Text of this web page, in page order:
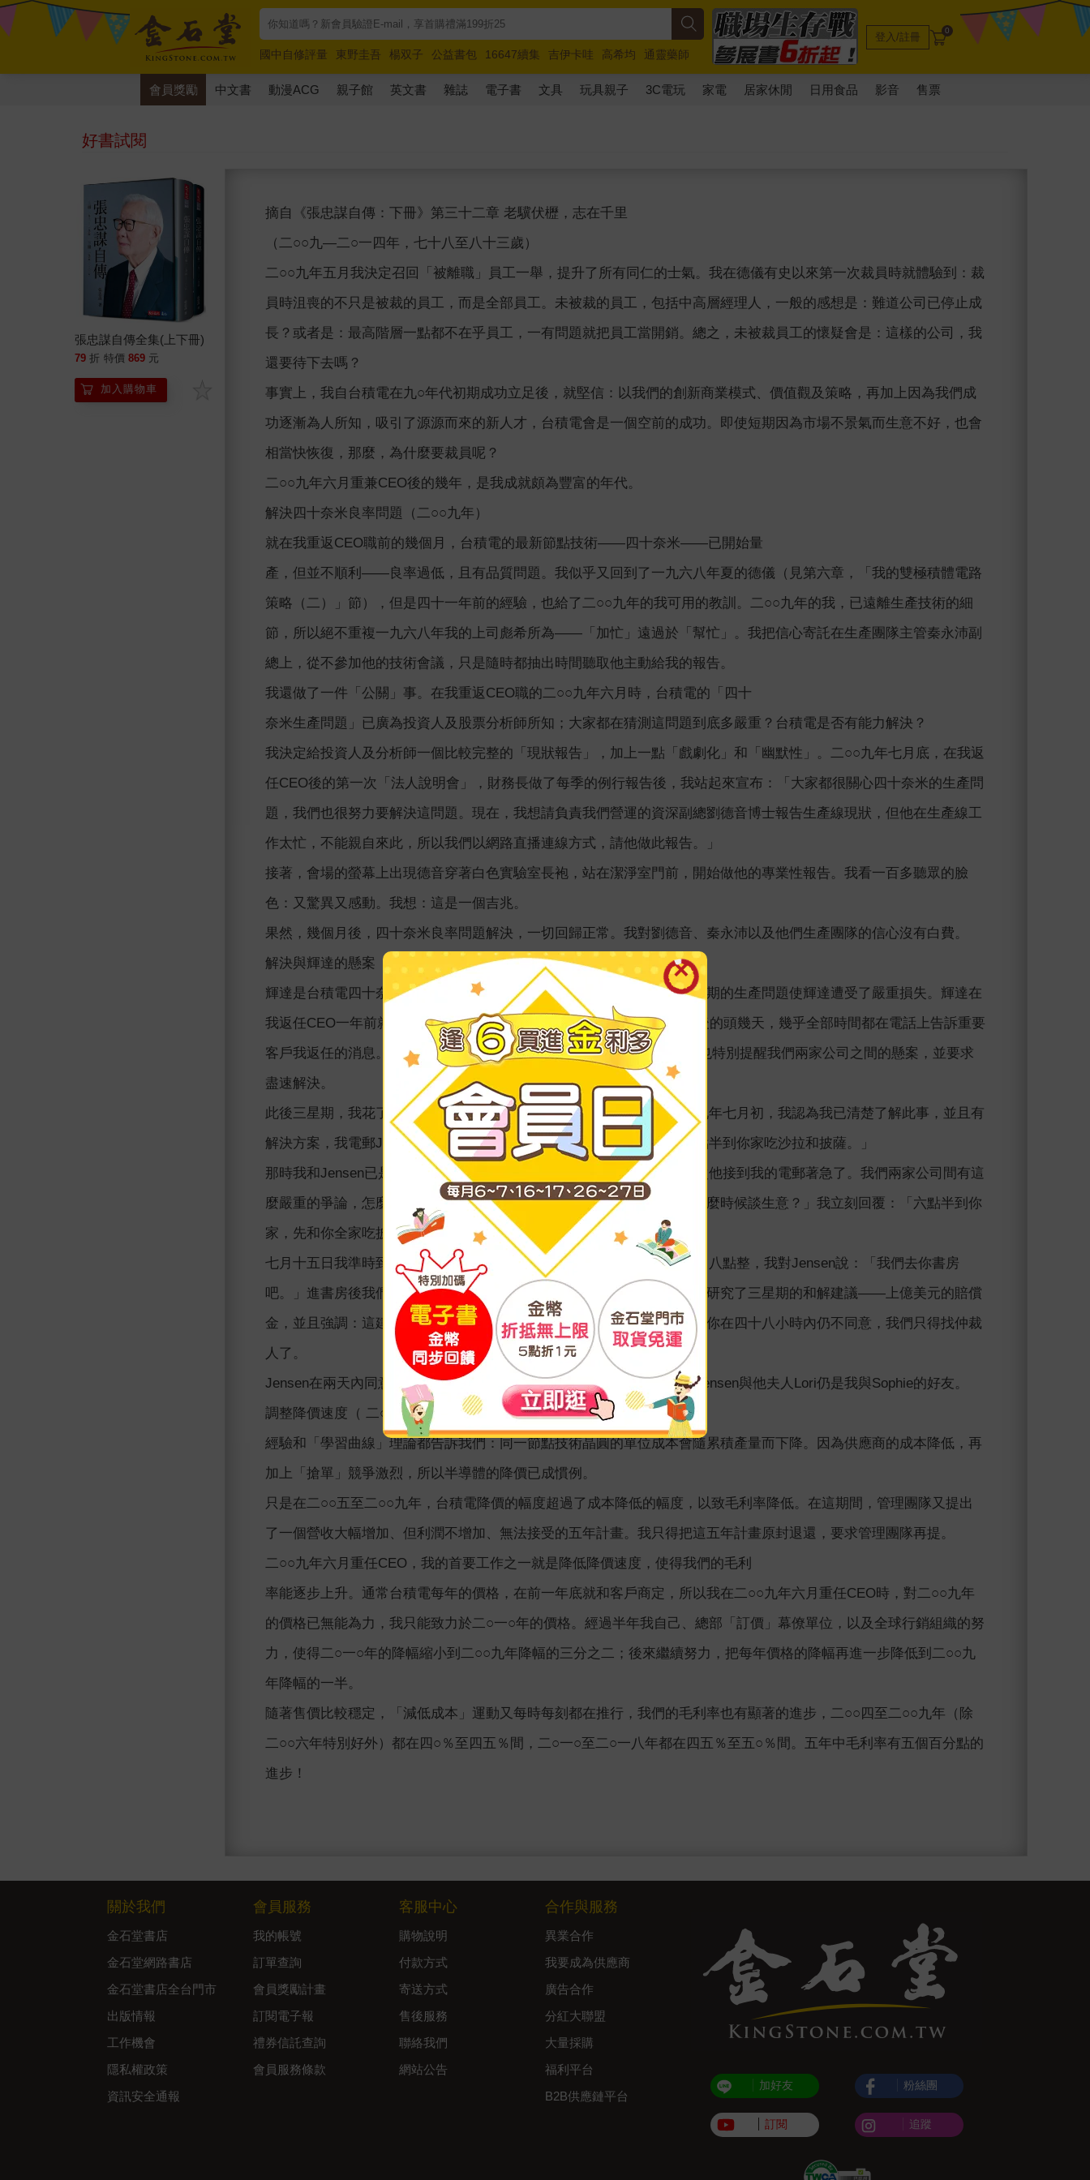
國中自修評量 東野圭吾 楊双子 公益書包 16647續集 吉伊卡哇 高希均
通靈藥師
唯紅花綻放
奧德賽 路邊攤新作 馬斯克 玩具總動員5 超慢跑
登入/註冊 0
會員獎勵 中文書 動漫ACG 親子館 英文書 雜誌 電子書 文具 玩具親子 3C電玩 家電 居家休閒 日用食品 影音 售票
好書試閱
張忠謀自傳全集(上下冊)
79 折 特價 869 元
加入購物車
摘自《張忠謀自傳：下冊》第三十二章 老驥伏櫪，志在千里
（二○○九—二○一四年，七十八至八十三歲）
二○○九年五月我決定召回「被離職」員工一舉，提升了所有同仁的士氣。我在德儀有史以來第一次裁員時就體驗到：裁
員時沮喪的不只是被裁的員工，而是全部員工。未被裁的員工，包括中高層經理人，一般的感想是：難道公司已停止成
長？或者是：最高階層一點都不在乎員工，一有問題就把員工當開銷。總之，未被裁員工的懷疑會是：這樣的公司，我
還要待下去嗎？
事實上，我自台積電在九○年代初期成功立足後，就堅信：以我們的創新商業模式、價值觀及策略，再加上因為我們成
功逐漸為人所知，吸引了源源而來的新人才，台積電會是一個空前的成功。即使短期因為市場不景氣而生意不好，也會
相當快恢復，那麼，為什麼要裁員呢？
二○○九年六月重兼CEO後的幾年，是我成就頗為豐富的年代。
解決四十奈米良率問題（二○○九年）
就在我重返CEO職前的幾個月，台積電的最新節點技術——四十奈米——已開始量
產，但並不順利——良率過低，且有品質問題。我似乎又回到了一九六八年夏的德儀（見第六章，「我的雙極積體電路
策略（二）」節），但是四十一年前的經驗，也給了二○○九年的我可用的教訓。二○○九年的我，已遠離生產技術的細
節，所以絕不重複一九六八年我的上司彪希所為——「加忙」遠過於「幫忙」。我把信心寄託在生產團隊主管秦永沛副
總上，從不參加他的技術會議，只是隨時都抽出時間聽取他主動給我的報告。
我還做了一件「公關」事。在我重返CEO職的二○○九年六月時，台積電的「四十
奈米生產問題」已廣為投資人及股票分析師所知；大家都在猜測這問題到底多嚴重？台積電是否有能力解決？
我決定給投資人及分析師一個比較完整的「現狀報告」，加上一點「戲劇化」和「幽默性」。二○○九年七月底，在我返
任CEO後的第一次「法人說明會」，財務長做了每季的例行報告後，我站起來宣布：「大家都很關心四十奈米的生產問
題，我們也很努力要解決這問題。現在，我想請負責我們營運的資深副總劉德音博士報告生產線現狀，但他在生產線工
作太忙，不能親自來此，所以我們以網路直播連線方式，請他做此報告。」
接著，會場的螢幕上出現德音穿著白色實驗室長袍，站在潔淨室門前，開始做他的專業性報告。我看一百多聽眾的臉
色：又驚異又感動。我想：這是一個吉兆。
果然，幾個月後，四十奈米良率問題解決，一切回歸正常。我對劉德音、秦永沛以及他們生產團隊的信心沒有白費。
解決與輝達的懸案（二○○九年七月）
輝達是台積電四十奈米節點技術的主要夥伴及客戶，台積電在四十奈米初期的生產問題使輝達遭受了嚴重損失。輝達在
我返任CEO一年前就開始與台積電爭議，但一直沒有結論。我返任CEO後的頭幾天，幾乎全部時間都在電話上告訴重要
客戶我返任的消息。在與輝達CEO黃仁勳（Jensen Huang）通話時，他也特別提醒我們兩家公司之間的懸案，並要求
盡速解決。
此後三星期，我花了幾十小時，與公司內有關同仁深入探討此案。二○○九年七月初，我認為我已清楚了解此事，並且有
解決方案，我電郵Jensen：「我下星期來矽谷，擬於七月十五日下午六點半到你家吃沙拉和披薩。」
那時我和Jensen已是十幾年的老友，也常去他家吃沙拉和披薩。但是這次他接到我的電郵著急了。我們兩家公司間有這
麼嚴重的爭論，怎麼我只管吃沙拉和披薩？他回電郵說：「那麼，我們什麼時候談生意？」我立刻回覆：「六點半到你
家，先和你全家吃披薩，八點整我和你到你的書房談生意。」
七月十五日我準時到Jensen家，與他全家有一個簡單而愉快的披薩晚餐。八點整，我對Jensen說：「我們去你書房
吧。」進書房後我們關起門來，開始嚴肅的談話，我提出我與台積電同仁研究了三星期的和解建議——上億美元的賠償
金，並且強調：這建議是我們唯一的建議，它的有效期是四十八小時，如你在四十八小時內仍不同意，我們只得找仲裁
人了。
Jensen在兩天內同意了。直到現在輝達仍是台積電最大客戶之一，而且Jensen與他夫人Lori仍是我與Sophie的好友。
調整降價速度（ 二○一○年及以後）
經驗和「學習曲線」理論都告訴我們：同一節點技術晶圓的單位成本會隨累積產量而下降。因為供應商的成本降低，再
加上「搶單」競爭激烈，所以半導體的降價已成慣例。
只是在二○○五至二○○九年，台積電降價的幅度超過了成本降低的幅度，以致毛利率降低。在這期間，管理團隊又提出
了一個營收大幅增加、但利潤不增加、無法接受的五年計畫。我只得把這五年計畫原封退還，要求管理團隊再提。
二○○九年六月重任CEO，我的首要工作之一就是降低降價速度，使得我們的毛利
率能逐步上升。通常台積電每年的價格，在前一年底就和客戶商定，所以我在二○○九年六月重任CEO時，對二○○九年
的價格已無能為力，我只能致力於二○一○年的價格。經過半年我自己、總部「訂價」幕僚單位，以及全球行銷組織的努
力，使得二○一○年的降幅縮小到二○○九年降幅的三分之二；後來繼續努力，把每年價格的降幅再進一步降低到二○○九
年降幅的一半。
隨著售價比較穩定，「減低成本」運動又每時每刻都在推行，我們的毛利率也有顯著的進步，二○○四至二○○九年（除
二○○六年特別好外）都在四○％至四五％間，二○一○至二○一八年都在四五％至五○％間。五年中毛利率有五個百分點的
進步！
關於我們
金石堂書店
金石堂網路書店
金石堂書店全台門市
出版情報
工作機會
隱私權政策
資訊安全通報
會員服務
我的帳號
訂單查詢
會員獎勵計畫
訂閱電子報
禮券信託查詢
會員服務條款
客服中心
購物說明
付款方式
寄送方式
售後服務
聯絡我們
網站公告
合作與服務
異業合作
我要成為供應商
廣告合作
分紅大聯盟
大量採購
福利平台
B2B供應鏈平台
加好友
訂閱
粉絲團
追蹤